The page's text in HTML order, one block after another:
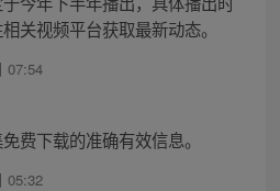
关视频平台获取最新动态。
07:54
费下载的准确有效信息。
05:32